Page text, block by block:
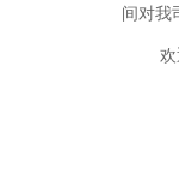
间对我